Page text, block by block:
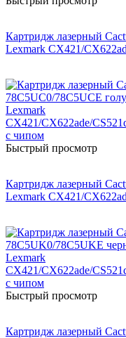
Картридж лазерный
Lexmark CX421/
Быстрый просмотр
Картридж лазерный
Lexmark CX421/
Быстрый просмотр
Картридж лазерный